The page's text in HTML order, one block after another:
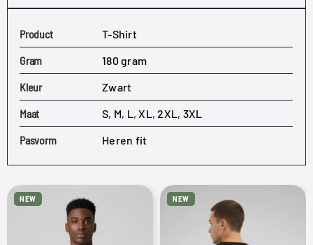
Product
T-Shirt
Gram
180 gram
Kleur
Zwart
Maat
S, M, L,XL,2XL, 3XL
Pasvorm
Heren fit
NEW NEW